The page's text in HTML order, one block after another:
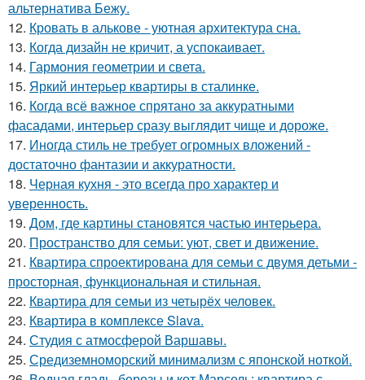
альтернатива Бежу.
12. Кровать в алькове - уютная архитектура сна.
13. Когда дизайн не кричит, а успокаивает.
14. Гармония геометрии и света.
15. Яркий интерьер квартиры в сталинке.
16. Когда всё важное спрятано за аккуратными
фасадами, интерьер сразу выглядит чище и дороже.
17. Иногда стиль не требует огромных вложений -
достаточно фантазии и аккуратности.
18. Черная кухня - это всегда про характер и
уверенность.
19. Дом, где картины становятся частью интерьера.
20. Пространство для семьи: уют, свет и движение.
21. Квартира спроектирована для семьи с двумя детьми -
просторная, функциональная и стильная.
22. Квартира для семьи из четырёх человек.
23. Квартира в комплексе Slava.
24. Студия с атмосферой Варшавы.
25. Средиземноморский минимализм с японской ноткой.